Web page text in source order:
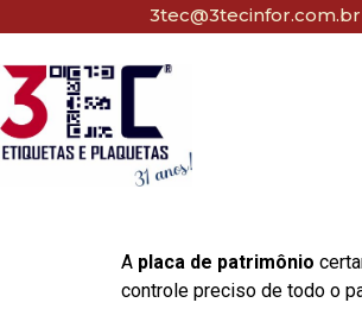
3tec@3tecinfor.com.br
A placa de patrimônio
controle preciso de todo o